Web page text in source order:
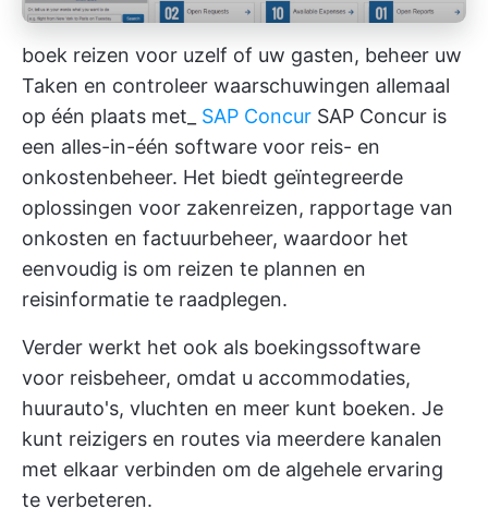
boek reizen voor uzelf of uw gasten, beheer uw
Taken en controleer waarschuwingen allemaal
op één plaats met_ SAP Concur SAP Concur is
een alles-in-één software voor reis- en
onkostenbeheer. Het biedt geïntegreerde
oplossingen voor zakenreizen, rapportage van
onkosten en factuurbeheer, waardoor het
eenvoudig is om reizen te plannen en
reisinformatie te raadplegen.
Verder werkt het ook als boekingssoftware
voor reisbeheer, omdat u accommodaties,
huurauto's, vluchten en meer kunt boeken. Je
kunt reizigers en routes via meerdere kanalen
met elkaar verbinden om de algehele ervaring
te verbeteren.